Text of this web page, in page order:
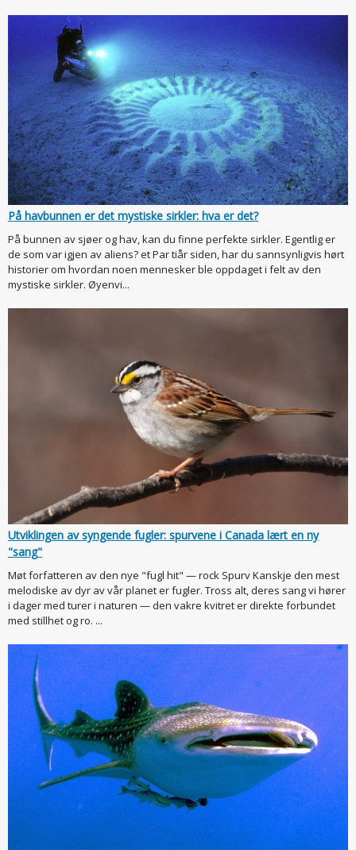
På havbunnen er det mystiske sirkler: hva er det?
På bunnen av sjøer og hav, kan du finne perfekte sirkler. Egentlig er
de som var igjen av aliens? et Par tiår siden, har du sannsynligvis hørt
historier om hvordan noen mennesker ble oppdaget i felt av den
mystiske sirkler. Øyenvi...
Utviklingen av syngende fugler: spurvene i Canada lært en ny
"sang"
Møt forfatteren av den nye "fugl hit" — rock Spurv Kanskje den mest
melodiske av dyr av vår planet er fugler. Tross alt, deres sang vi hører
i dager med turer i naturen — den vakre kvitret er direkte forbundet
med stillhet og ro. ...